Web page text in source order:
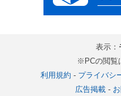
表示：
※PCの閲覧
利用規約 - プライバシ
広告掲載-